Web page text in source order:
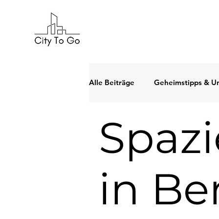
Alle Beiträge Geheimstipps &
Meinung & Persönliches
Natur & Erholung
in